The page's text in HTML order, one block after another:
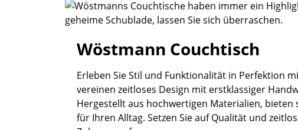
Wöstmann Couchtisch
Erleben Sie Stil und Funktionalität in Perfektion
vereinen zeitloses Design mit erstklassiger
Hergestellt aus hochwertigen Materialien,
für Ihren Alltag. Setzen Sie auf Qualität und